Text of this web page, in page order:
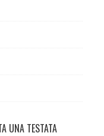
UNA TESTATA